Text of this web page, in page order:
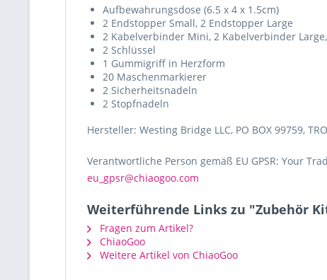
Aufbewahrungsdose (6.5 x 4 x 1.5cm)
2 Endstopper Small, 2 Endstopper Large
2 Kabelverbinder Mini, 2 Kabelverbinder
2 Schlüssel
1 Gummigriff in Herzform
20 Maschenmarkierer
2 Sicherheitsnadeln
2 Stopfnadeln
Hersteller: Westing Bridge LLC, PO BOX 99759,
Verantwortliche Person gemäß EU GPSR: Your
eu_gpsr@chiaogoo.com
Weiterführende Links zu "Zubehör
Fragen zum Artikel?
ChiaoGoo
Weitere Artikel von ChiaoGoo